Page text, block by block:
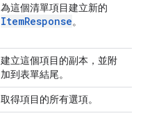
為這個清單項目建立新的
ItemResponse。
建立這個項目的副本，並附
加到表單結尾。
取得項目的所有選項。